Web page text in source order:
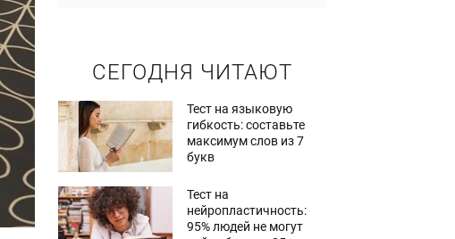
СЕГОДНЯ ЧИТАЮТ
Тест на языковую
гибкость: составьте
максимум слов из 7
букв
Тест на
нейропластичность:
95% людей не могут